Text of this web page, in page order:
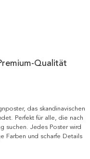
Qualität
das skandinavischen
Perfekt für alle, die nach
suchen. Jedes Poster wird
Farben und scharfe Details